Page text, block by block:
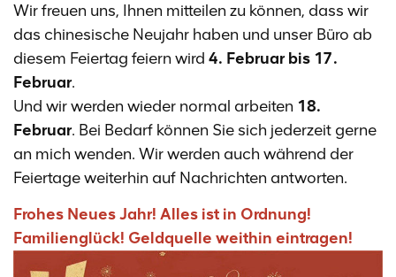
Wir freuen uns, Ihnen mitteilen zu können, dass wir
das chinesische Neujahr haben und unser Büro ab
diesem Feiertag feiern wird 4. Februar bis 17.
Februar.
Und wir werden wieder normal arbeiten 18.
Februar. Bei Bedarf können Sie sich jederzeit gerne
an mich wenden. Wir werden auch während der
Feiertage weiterhin auf Nachrichten antworten.
Frohes Neues Jahr! Alles ist in Ordnung!
Familienglück! Geldquelle weithin eintragen!